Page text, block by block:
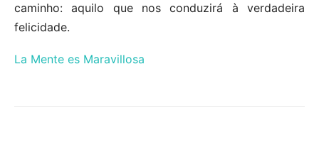
caminho: aquilo que nos conduzirá à verdadeira
felicidade.
La Mente es Maravillosa